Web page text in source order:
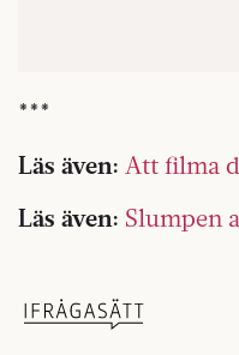
***
Läs även: Att filma
Läs även: Slumpen